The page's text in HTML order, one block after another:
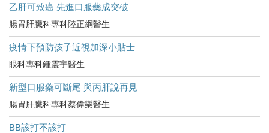
乙肝可致癌 先進口服藥成突破
腸胃肝臟科專科陸正綱醫生
疫情下預防孩子近視加深小貼士
眼科專科鍾震宇醫生
新型口服藥可斷尾 與丙肝說再見
腸胃肝臟科專科蔡偉樂醫生
BB該打不該打